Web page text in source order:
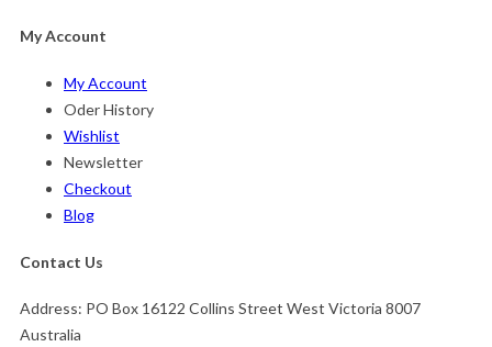
My Account
My Account
Oder History
Wishlist
Newsletter
Checkout
Blog
Contact Us
Address: PO Box 16122 Collins Street West Victoria 8007
Australia